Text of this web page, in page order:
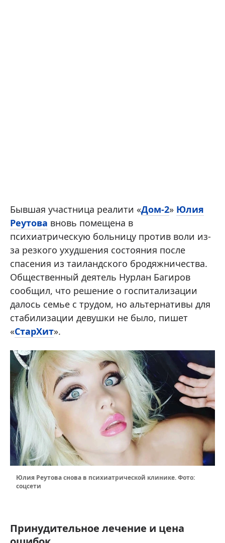
Бывшая участница реалити «Дом-2» Юлия
Реутова вновь помещена в
психиатрическую больницу против воли из-
за резкого ухудшения состояния после
спасения из таиландского бродяжничества.
Общественный деятель Нурлан Багиров
сообщил, что решение о госпитализации
далось семье с трудом, но альтернативы для
стабилизации девушки не было, пишет
«СтарХит».
Юлия Реутова снова в психиатрической клинике. Фото:
соцсети
Принудительное лечение и цена